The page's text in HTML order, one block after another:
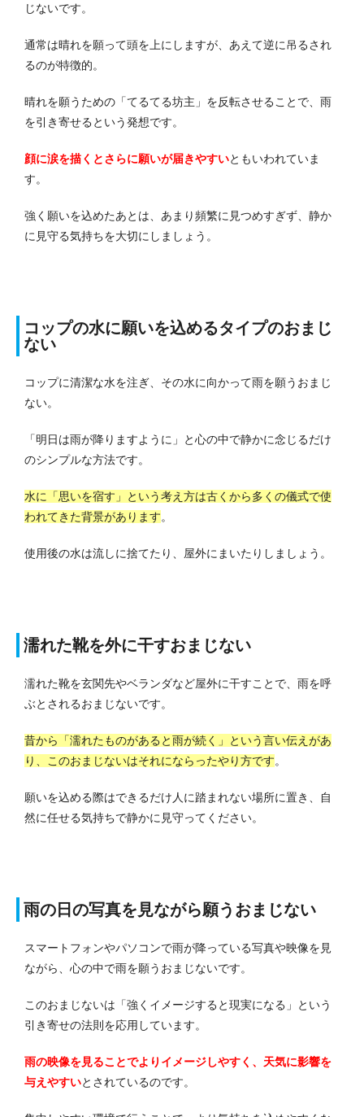
じないです。
通常は晴れを願って頭を上にしますが、あえて逆に吊るされ
るのが特徴的。
晴れを願うための「てるてる坊主」を反転させることで、雨
を引き寄せるという発想です。
顔に涙を描くとさらに願いが届きやすいともいわれていま
す。
強く願いを込めたあとは、あまり頻繁に見つめすぎず、静か
に見守る気持ちを大切にしましょう。
コップの水に願いを込めるタイプのおまじ
ない
コップに清潔な水を注ぎ、その水に向かって雨を願うおまじ
ない。
「明日は雨が降りますように」と心の中で静かに念じるだけ
のシンプルな方法です。
水に「思いを宿す」という考え方は古くから多くの儀式で使
われてきた背景があります。
使用後の水は流しに捨てたり、屋外にまいたりしましょう。
濡れた靴を外に干すおまじない
濡れた靴を玄関先やベランダなど屋外に干すことで、雨を呼
ぶとされるおまじないです。
昔から「濡れたものがあると雨が続く」という言い伝えがあ
り、このおまじないはそれにならったやり方です。
願いを込める際はできるだけ人に踏まれない場所に置き、自
然に任せる気持ちで静かに見守ってください。
雨の日の写真を見ながら願うおまじない
スマートフォンやパソコンで雨が降っている写真や映像を見
ながら、心の中で雨を願うおまじないです。
このおまじないは「強くイメージすると現実になる」という
引き寄せの法則を応用しています。
雨の映像を見ることでよりイメージしやすく、天気に影響を
与えやすいとされているのです。